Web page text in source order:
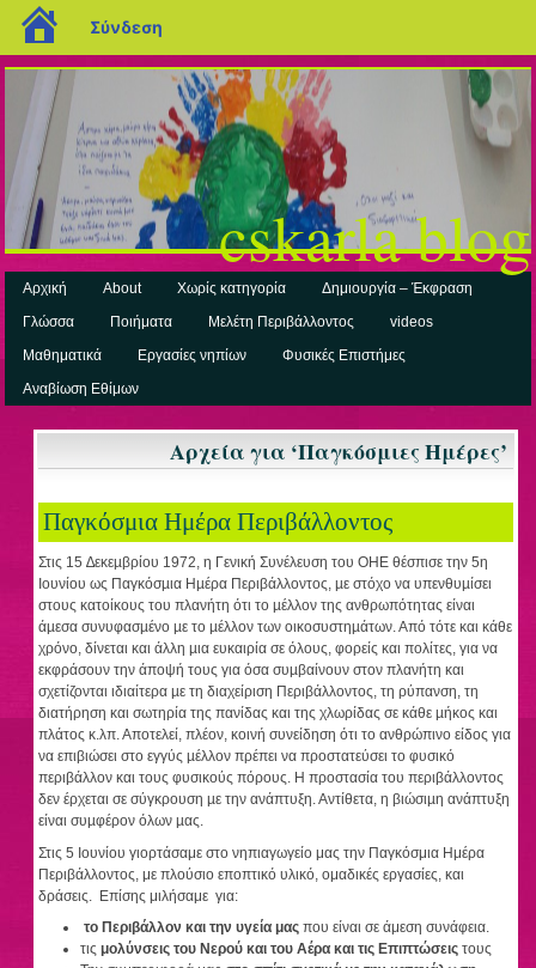
cskarla blog
Αρχική About Χωρίς κατηγορία
Δημιουργία – Έκφραση
Γλώσσα
Ποιήματα Μελέτη Περιβάλλοντος
videos
Μαθηματικά
Εργασίες νηπίων
Φυσικές Επιστήμες
Αναβίωση Εθίμων
Αρχεία για ‘Παγκόσμιες Ημέρες’
Παγκόσμια Ημέρα Περιβάλλοντος
Στις 15 ∆εκεµβρίου 1972, η Γενική Συνέλευση του OΗΕ θέσπισε την 5η
Ιουνίου ως Παγκόσµια Ηµέρα Περιβάλλοντος, µε στόχο να υπενθυµίσει
στους κατοίκους του πλανήτη ότι το µέλλον της ανθρωπότητας είναι
άµεσα συνυφασµένο µε το µέλλον των οικοσυστηµάτων. Από τότε και κάθε
χρόνο, δίνεται και άλλη µια ευκαιρία σε όλους, φορείς και πολίτες, για να
εκφράσουν την άποψή τους για όσα συµβαίνουν στον πλανήτη και
σχετίζονται ιδιαίτερα µε τη διαχείριση Περιβάλλοντος, τη ρύπανση, τη
διατήρηση και σωτηρία της πανίδας και της χλωρίδας σε κάθε µήκος και
πλάτος κ.λπ. Αποτελεί, πλέον, κοινή συνείδηση ότι το ανθρώπινο είδος για
να επιβιώσει στο εγγύς µέλλον πρέπει να προστατεύσει το φυσικό
περιβάλλον και τους φυσικούς πόρους. Η προστασία του περιβάλλοντος
δεν έρχεται σε σύγκρουση µε την ανάπτυξη. Αντίθετα, η βιώσιµη ανάπτυξη
είναι συµφέρον όλων µας.
Στις 5 Ιουνίου γιορτάσαμε στο νηπιαγωγείο μας την Παγκόσμια Ημέρα
Περιβάλλοντος, με πλούσιο εποπτικό υλικό, ομαδικές εργασίες, και
δράσεις. Επίσης μιλήσαμε για:
το Περιβάλλον και την υγεία μας που είναι σε άμεση συνάφεια.
τιςμολύνσεις του Νερού και του Αέρα και τις Επιπτώσεις τους
blogs.sch.gr
Σύνδεση